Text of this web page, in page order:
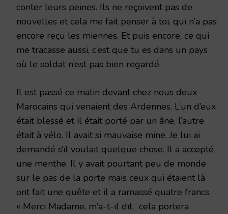
conter leurs peines. Ils ne reçoivent pas de
nouvelles et cela me fait penser à toi, qui n’a pas
encore reçu les miennes. Et puis encore, ce qui
me tracasse aussi, c’est que tu es dans un pays
où le soldat n’est pas bien regardé.
Il est passé ce matin devant chez nous deux
Marocains qui venaient des Ardennes. L’un d’eux
était blessé et il était porté par un âne, l’autre
était à vélo. Il avait si mauvaise mine. Je lui ai
demandé s’il voulait quelque chose. Il a accepté
une menthe. Il y avait pourtant peu de monde
sur le pas de la porte mais ceux qui étaient là
ont fait une quête et il a ramassé quatre francs.
« Merci Madame, m’a-t-il dit, cela portera